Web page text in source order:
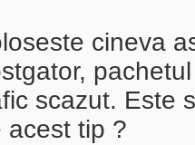
cineva
scazut. Este
acest tip ?